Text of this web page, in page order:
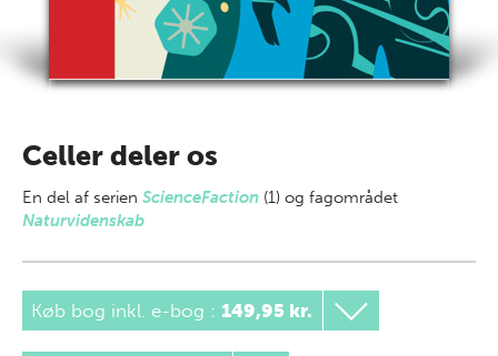
Celler deler os
En del af serien ScienceFaction (1) og fagområdet
Naturvidenskab
Køb bog inkl. e-bog : 149,95 kr.